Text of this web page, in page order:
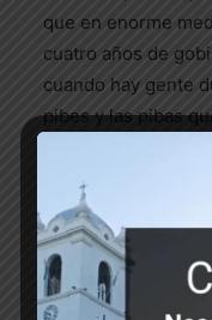
que en enorme
cuatro años de
cuando hay gente
pibes y las pibas
más esenciales,
presupuesto para
represivo del